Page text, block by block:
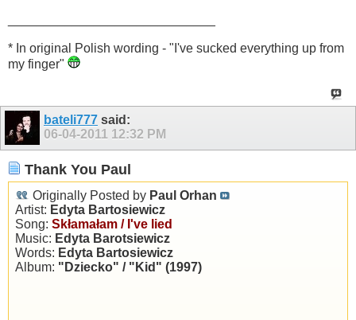
* In original Polish wording - "I've sucked everything up from
my finger"
bateli777 said:
06-04-2011 12:32 PM
Thank You Paul
Originally Posted by Paul Orhan
Artist: Edyta Bartosiewicz
Song: Skłamałam / I've lied
Music: Edyta Barotsiewicz
Words: Edyta Bartosiewicz
Album: "Dziecko" / "Kid" (1997)